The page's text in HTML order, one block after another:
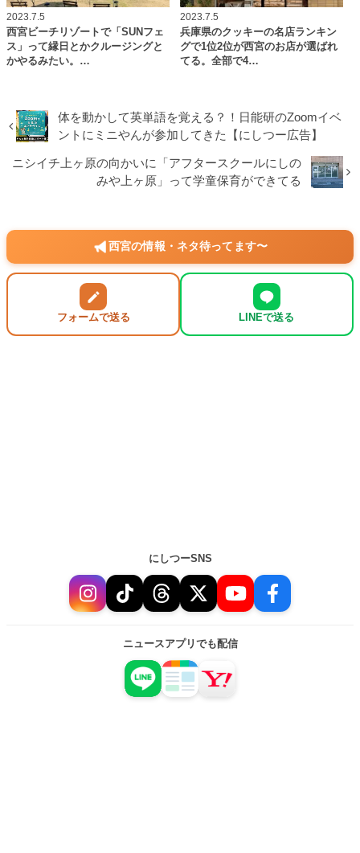
2023.7.5
西宮ビーチリゾートで「SUNフェ
ス」って縁日とかクルージングと
かやるみたい。…
2023.7.5
兵庫県のクッキーの名店ランキン
グで1位2位が西宮のお店が選ばれ
てる。全部で4…
体を動かして英単語を覚える？！日能研のZoomイベ
ントにミニやんが参加してきた【にしつー広告】
ニシイチ上ヶ原の向かいに「アフタースクールにしの
みや上ヶ原」って学童保育ができてる
西宮の情報・ネタ待ってます〜
フォームで送る LINEで送る
にしつーSNS
ニュースアプリでも配信